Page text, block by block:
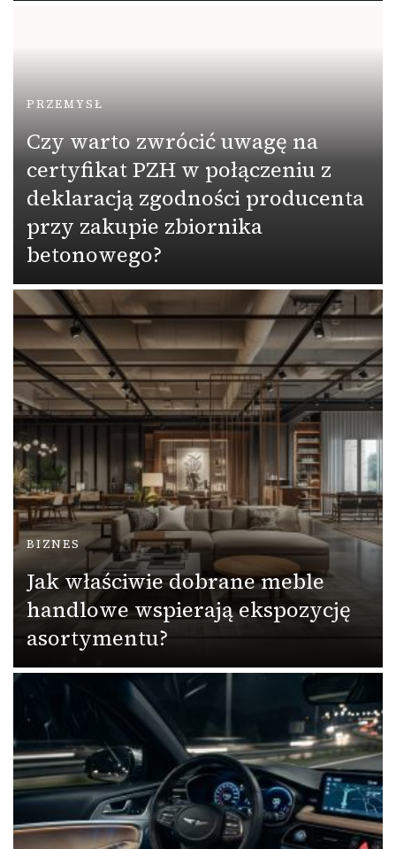
PRZEMYSŁ
Czy warto zwrócić uwagę na
certyfikat PZH w połączeniu z
deklaracją zgodności producenta
przy zakupie zbiornika
betonowego?
BIZNES
Jak właściwie dobrane meble
handlowe wspierają ekspozycję
asortymentu?